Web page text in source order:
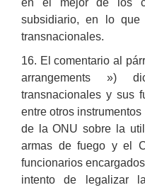
en el mejor de los
subsidiario, en lo
transnacionales.
16. El comentario al
arrangements »)
transnacionales y sus
entre otros
de la ONU sobre la
armas de fuego y el
funcionarios
intento de legalizar